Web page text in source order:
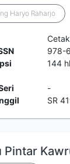
Haryo Raharjo
978-
144
-
SR
Pintar